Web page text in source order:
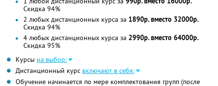
Скидка 94%
2 любых дистанционных курса за 1890р. вместо 32000р.
Скидка 94%
4 любых дистанционных курса за 2990р. вместо 64000р.
Скидка 95%
Курсы на выбор:
Дистанционный курс включают в себя:
Обучение начинается по мере комплектования групп (после